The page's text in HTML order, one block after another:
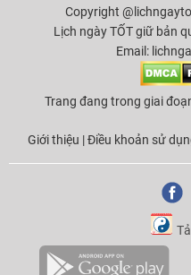
Copyright
Lịch ngày TỐT giữ bản
Email:
Trang đang trong giai
Giới thiệu |Điều khoản sử